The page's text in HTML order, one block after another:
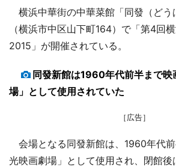
横浜中華街の中華菜館「同發（どう
（横浜市中区山下町164）で「第4回
2015」が開催されている。
同發新館は1960年代前半まで映
場」として使用されていた
［広告］
会場となる同發新館は、1960年代
光映画劇場」として使用され、閉館後